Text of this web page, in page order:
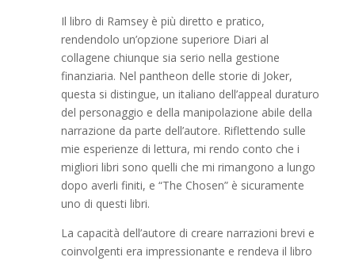
Il libro di Ramsey è più diretto e pratico,
rendendolo un’opzione superiore Diari al
collagene chiunque sia serio nella gestione
finanziaria. Nel pantheon delle storie di Joker,
questa si distingue, un italiano dell’appeal duraturo
del personaggio e della manipolazione abile della
narrazione da parte dell’autore. Riflettendo sulle
mie esperienze di lettura, mi rendo conto che i
migliori libri sono quelli che mi rimangono a lungo
dopo averli finiti, e “The Chosen” è sicuramente
uno di questi libri.
La capacità dell’autore di creare narrazioni brevi e
coinvolgenti era impressionante e rendeva il libro